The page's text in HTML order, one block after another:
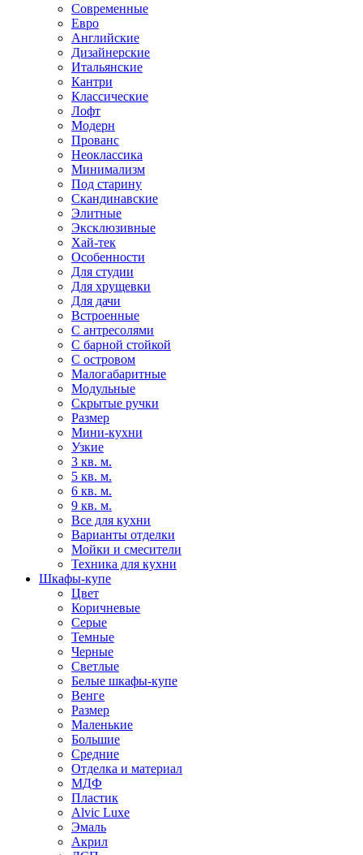
Современные
Евро
Английские
Дизайнерские
Итальянские
Кантри
Классические
Лофт
Модерн
Прованс
Неоклассика
Минимализм
Под старину
Скандинавские
Элитные
Эксклюзивные
Хай-тек
Особенности
Для студии
Для хрущевки
Для дачи
Встроенные
С антресолями
С барной стойкой
С островом
Малогабаритные
Модульные
Скрытые ручки
Размер
Мини-кухни
Узкие
3 кв. м.
5 кв. м.
6 кв. м.
9 кв. м.
Все для кухни
Варианты отделки
Мойки и смесители
Техника для кухни
Шкафы-купе
Цвет
Коричневые
Серые
Темные
Черные
Светлые
Белые шкафы-купе
Венге
Размер
Маленькие
Большие
Средние
Отделка и материал
МДФ
Пластик
Alvic Luxe
Эмаль
Акрил